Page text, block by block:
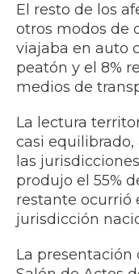
El resto de los
otros modos de
viajaba en auto
peatón y el 8%
medios de
La lectura
casi
las
produjo el 55%
restante ocurrió
jurisdicción
La presentación